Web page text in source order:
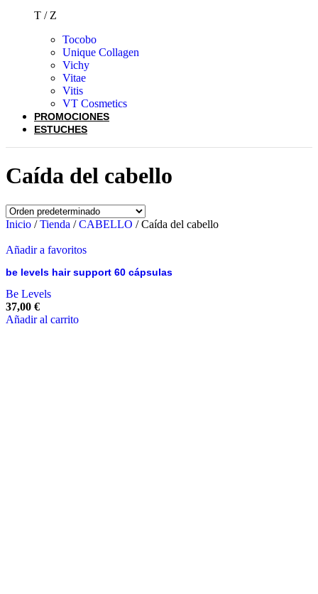
T / Z
Tocobo
Unique Collagen
Vichy
Vitae
Vitis
VT Cosmetics
PROMOCIONES
ESTUCHES
Caída del cabello
Inicio / Tienda / CABELLO / Caída del cabello
Añadir a favoritos
be levels hair support 60 cápsulas
Be Levels
37,00 €
Añadir al carrito